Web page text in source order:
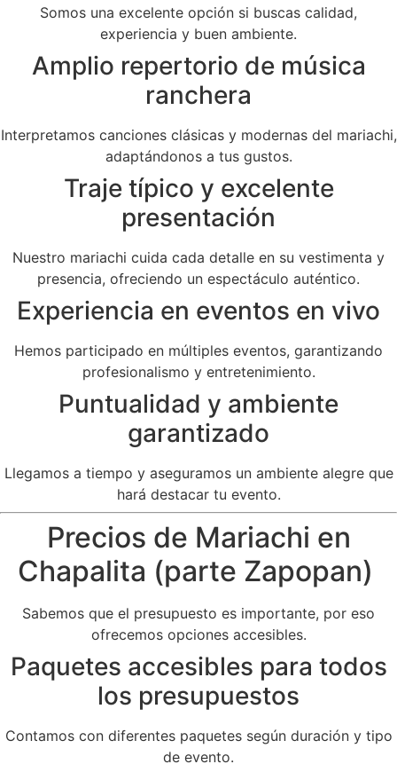
Somos una excelente opción si buscas calidad,
experiencia y buen ambiente.
Amplio repertorio de música
ranchera
Interpretamos canciones clásicas y modernas del mariachi,
adaptándonos a tus gustos.
Traje típico y excelente
presentación
Nuestro mariachi cuida cada detalle en su vestimenta y
presencia, ofreciendo un espectáculo auténtico.
Experiencia en eventos en vivo
Hemos participado en múltiples eventos, garantizando
profesionalismo y entretenimiento.
Puntualidad y ambiente
garantizado
Llegamos a tiempo y aseguramos un ambiente alegre que
hará destacar tu evento.
Precios de Mariachi en
Chapalita (parte Zapopan)
Sabemos que el presupuesto es importante, por eso
ofrecemos opciones accesibles.
Paquetes accesibles para todos
los presupuestos
Contamos con diferentes paquetes según duración y tipo
de evento.